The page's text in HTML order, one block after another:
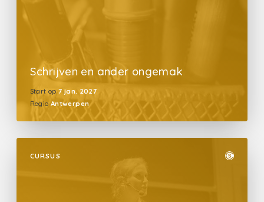
Schrijven en ander ongemak
Start op 7 jan. 2027
Regio Antwerpen
CURSUS